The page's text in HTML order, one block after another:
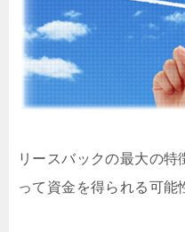
リースバックの最大の
って資金を得られる可能